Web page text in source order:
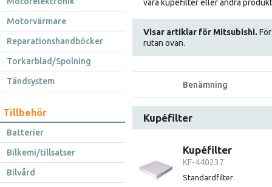
Motorvärmare
Reparationshandböcker
Torkarblad/Spolning
Tändsystem
Tillbehör
Batterier
Bilkemi/tillsatser
Bilvård
våra kupéfilter eller andra
Visar artiklar för Mitsubishi.
rutan ovan.
Benämning
Kupéfilter
Kupéfilter
KF-440237
Standardfilter